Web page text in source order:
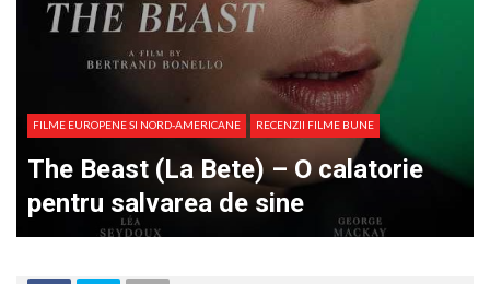
FILME EUROPENE SI NORD-AMERICANE RECENZII FILME BUNE
The Beast (La Bete) – O calatorie
pentru salvarea de sine